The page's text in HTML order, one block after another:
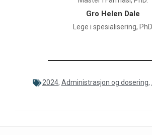
Gro Helen Dale
Lege i spesialisering, PhD
2024, Administrasjon og dosering,